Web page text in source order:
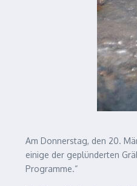
Am Donnerstag, den 20.
einige der geplünderten
Programme.“